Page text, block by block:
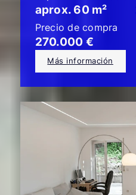
aprox. 60 m²
Precio de compra
270.000 €
Más información